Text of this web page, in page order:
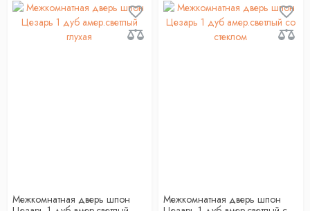
Межкомнатная дверь шпон
Межкомнатная дверь шпон